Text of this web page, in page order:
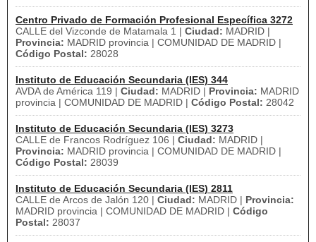
Centro Privado de Formación Profesional Específica 3272
CALLE del Vizconde de Matamala 1 | Ciudad: MADRID |
Provincia: MADRID provincia | COMUNIDAD DE MADRID |
Código Postal: 28028
Instituto de Educación Secundaria (IES) 344
AVDA de América 119 | Ciudad: MADRID | Provincia: MADRID
provincia | COMUNIDAD DE MADRID | Código Postal: 28042
Instituto de Educación Secundaria (IES) 3273
CALLE de Francos Rodríguez 106 | Ciudad: MADRID |
Provincia: MADRID provincia | COMUNIDAD DE MADRID |
Código Postal: 28039
Instituto de Educación Secundaria (IES) 2811
CALLE de Arcos de Jalón 120 | Ciudad: MADRID | Provincia:
MADRID provincia | COMUNIDAD DE MADRID | Código
Postal: 28037